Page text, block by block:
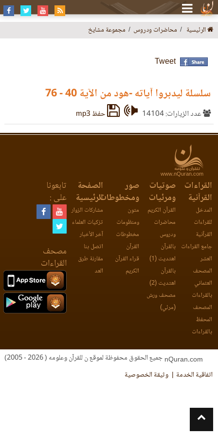
الرئيسية محاضرات ودروس مجموعة مشايخ
Tweet
سلسلة ليدبروا آياته -هود من الآية 40 - 76
عدد الزيارات: 14104 حفظ mp3
www.nQuran.com
القراءات
القرآنية
المدخل
للقراءات
القرآنية
جامع القراءات
العشر
المصحف
العثماني
بالقراءات
المصحف
المحفظ
بالقراءات
صوتيات
ومرئيات
القرآن الكريم
محاضرات
ودروس
بالقرآن
اهتديت (1)
بالقرآن
اهتديت (2)
مصحف ورش
(مرئي)
صور
ومخطوطات
متون
ومنظومات
مخطوطات
القرآن
قراء القرآن
الكريم
الصفحة
الرئيسية
مشاركات الزوار
تزكيات العلماء
آخر الأخبار
اتصل بنا
مقارنة طرق
العد
تابعونا
على :
مصحف
القراءات
جميع الحقوق محفوظة لموقع ن للقرآن وعلومه ( 2026 - 2005)
اتفاقية الخدمة
وثيقة الخصوصية